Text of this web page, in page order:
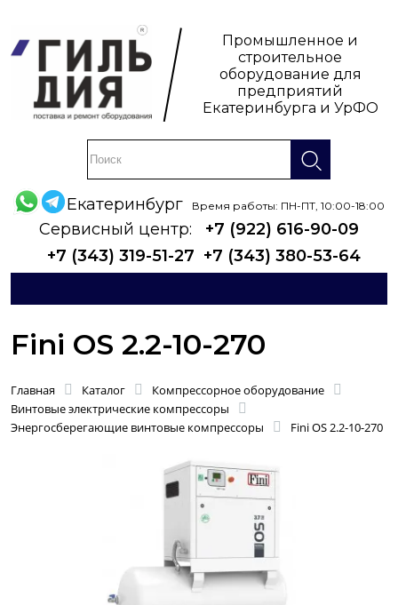
Промышленное и
строительное
оборудование для
предприятий
Екатеринбурга и УрФО
Екатеринбург Время работы: ПН-ПТ, 10:00-18:00
Сервисный центр:
+7 (922) 616-90-09
+7 (343) 319-51-27 +7 (343) 380-53-64
Fini OS 2.2-10-270
Главная Каталог
Компрессорное оборудование
Винтовые электрические компрессоры
Энергосберегающие винтовые компрессоры
Fini OS 2.2-10-270